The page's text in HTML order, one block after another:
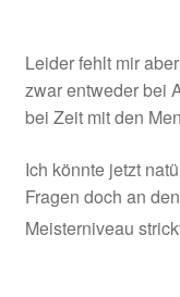
Leider fehlt mir
zwar entweder bei
bei Zeit mit den
Ich könnte jetzt
Fragen doch an
Meisterniveau